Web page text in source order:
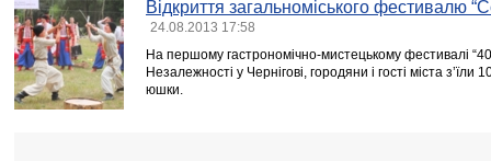
Відкриття загальноміського фестивалю
24.08.2013 17:58
На першому гастрономічно-мистецькому фестивалі
Незалежності у Чернігові, городяни і гості міста з’їли
юшки.